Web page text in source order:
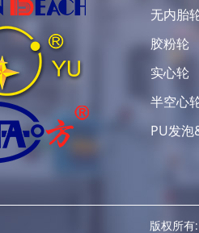
无内胎
胶粉轮
实心轮
半空心
PU发
版权所